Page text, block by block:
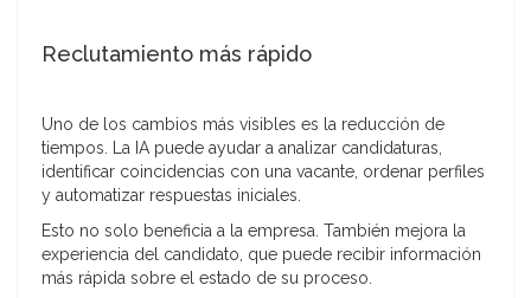
Reclutamiento más rápido
Uno de los cambios más visibles es la reducción de
tiempos. La IA puede ayudar a analizar candidaturas,
identificar coincidencias con una vacante, ordenar perfiles
y automatizar respuestas iniciales.
Esto no solo beneficia a la empresa. También mejora la
experiencia del candidato, que puede recibir información
más rápida sobre el estado de su proceso.